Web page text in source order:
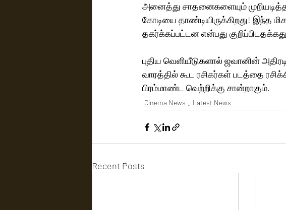
அனைத்து சாதனைகளையும்
கோடியை தாண்டியிருக்கிறது! இந்த
தகர்க்கப்பட்டன என்பது
புதிய வெளியீடுகளால் ஜவானின்
வாரத்தில் கூட ரசிகர்கள் படத்தை
பிரம்மாண்ட வெற்றிக்கு சான்றாகும்.
Cinema News Latest News
Recent Posts